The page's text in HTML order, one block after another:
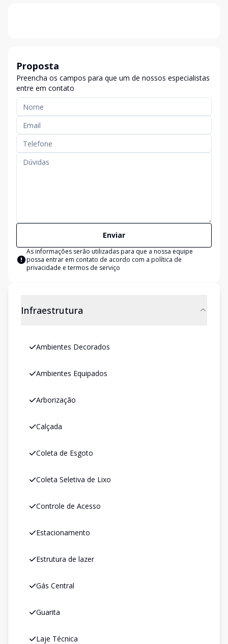
Proposta
Preencha os campos para que um de nossos especialistas
entre em contato
Enviar
As informações serão utilizadas para que a nossa equipe
possa entrar em contato de acordo com a política de
privacidade e termos de serviço
Infraestrutura
Ambientes Decorados
Ambientes Equipados
Arborização
Calçada
Coleta de Esgoto
Coleta Seletiva de Lixo
Controle de Acesso
Estacionamento
Estrutura de lazer
Gás Central
Guarita
Laje Técnica